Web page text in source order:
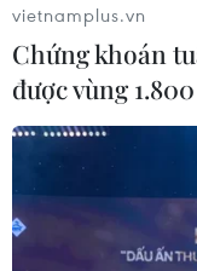
vietnamplus.vn
Chứng khoán
được vùng